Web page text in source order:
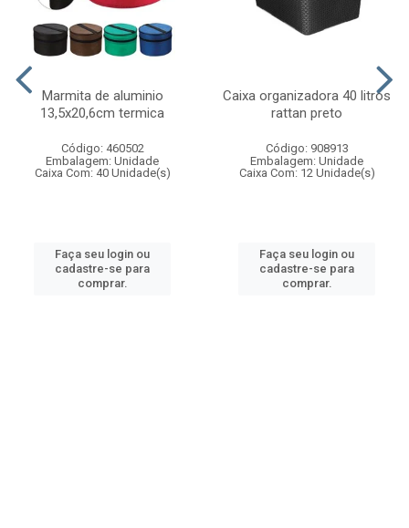
Marmita de aluminio
13,5x20,6cm termica
Código: 460502
Embalagem: Unidade
Caixa Com: 40 Unidade(s)
Faça seu login ou
cadastre-se para
comprar.
Caixa organizadora 40 litros
rattan preto
Código: 908913
Embalagem: Unidade
Caixa Com: 12 Unidade(s)
Faça seu login ou
cadastre-se para
comprar.